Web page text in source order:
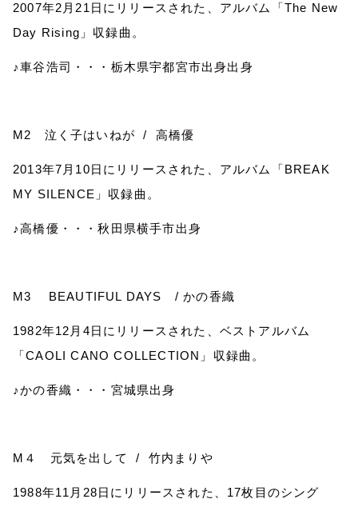
2007年2 月 21 日にリリースされた、アルバム「The New
Day Rising 」収録曲。
♪車谷浩司・・・栃木県宇都宮市出身出身
M2 泣く子はいねが / 高橋優
2013年7 月 10日にリリースされた、アルバム「BREAK
MY SILENCE 」収録曲。
♪高橋優・・・秋田県横手市出身
M3 BEAUTIFUL DAYS /かの香織
1982年12 月 4日にリリースされた、ベストアルバム
「CAOLI CANO COLLECTION 」収録曲。
♪かの香織・・・宮城県出身
M ４ 元気を出して / 竹内まりや
1988年11 月 28日にリリースされた、 17枚目のシング